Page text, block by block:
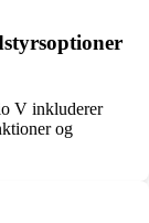
V inkluderer
og